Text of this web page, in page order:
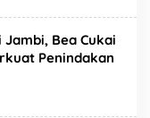
Bea Cukai
Penindakan